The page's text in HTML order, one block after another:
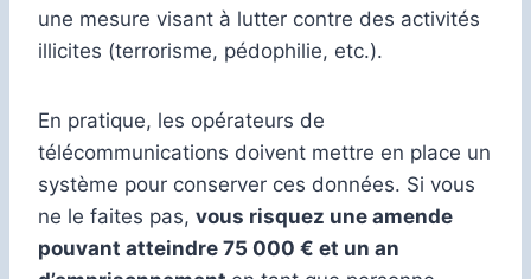
une mesure visant à lutter contre des activités
illicites (terrorisme, pédophilie, etc.).
En pratique, les opérateurs de
télécommunications doivent mettre en place un
système pour conserver ces données. Si vous
ne le faites pas, vous risquez une amende
pouvant atteindre 75 000 € et un an